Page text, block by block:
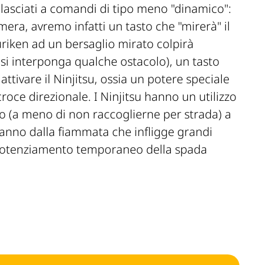
a comandi di tipo meno "dinamico":
avremo infatti un tasto che "mirerà" il
ad un bersaglio mirato colpirà
interponga qualche ostacolo), un tasto
il Ninjitsu, ossia un potere speciale
direzionale. I Ninjitsu hanno un utilizzo
(a meno di non raccoglierne per strada) a
dalla fiammata che infligge grandi
temporaneo della spada